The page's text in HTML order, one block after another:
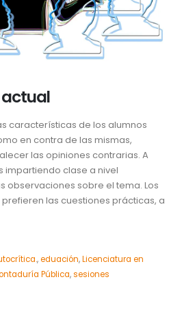
características de los alumnos
en contra de las mismas,
las opiniones contrarias. A
impartiendo clase a nivel
observaciones sobre el tema. Los
las cuestiones prácticas, a
,eduación,Licenciatura en
Pública,sesiones